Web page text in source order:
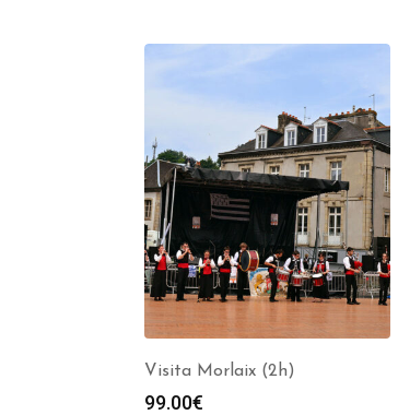
Visita Morlaix (2h)
99.00€